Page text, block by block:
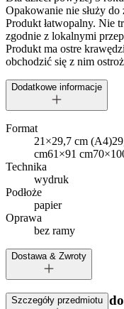
Opakowanie nie służy do
Produkt łatwopalny. Nie
zgodnie z lokalnymi
Produkt ma ostre
obchodzić się z nim
Dodatkowe informacje
Format
21×29,7 cm (A4)
cm61×91 cm
Technika
wydruk
Podłoże
papier
Oprawa
bez ramy
Dostawa & Zwroty
Dostępne metody
Szczegóły przedmiotu